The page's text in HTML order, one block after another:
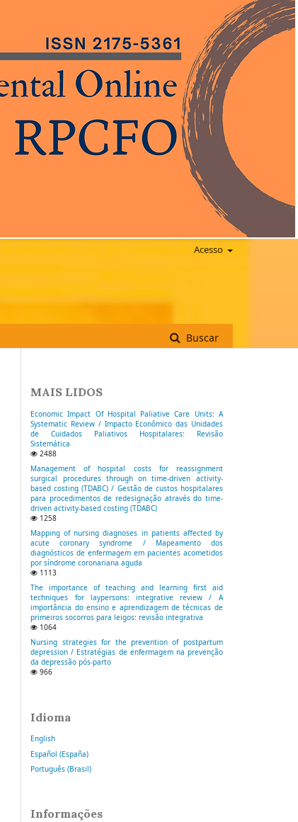
Buscar
Acesso
MAIS LIDOS
Economic Impact Of Hospital Paliative Care Units: A
Systematic Review / Impacto Econômico das Unidades
de Cuidados Paliativos Hospitalares: Revisão
Sistemática
2488
Management of hospital costs for reassignment
surgical procedures through on time-driven activity-
based costing (TDABC) / Gestão de custos hospitalares
para procedimentos de redesignação através do time-
driven activity-based costing (TDABC)
1258
Mapping of nursing diagnoses in patients affected by
acute coronary syndrome / Mapeamento dos
diagnósticos de enfermagem em pacientes acometidos
por síndrome coronariana aguda
1113
The importance of teaching and learning first aid
techniques for laypersons: integrative review / A
importância do ensino e aprendizagem de técnicas de
primeiros socorros para leigos: revisão integrativa
1064
Nursing strategies for the prevention of postpartum
depression / Estratégias de enfermagem na prevenção
da depressão pós-parto
966
Idioma
English
Español (España)
Português (Brasil)
Informações